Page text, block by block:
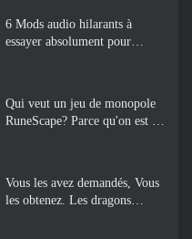
6 Mods audio hilarants à
essayer absolument pour
Qui veut un jeu de monopole
RuneScape? Parce qu'on est en
Vous les avez demandés, Vous
les obtenez. Les dragons